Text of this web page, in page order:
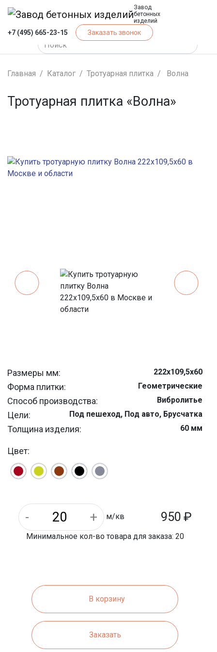
Завод
бетонных
изделий
+7 (495) 665-23-15 Заказать звонок
Главная Каталог Тротуарная плитка Волна
Тротуарная плитка «Волна»
Размеры мм: 222х109,5х60
Форма плитки: Геометрические
Способ производства: Вибролитье
Цели: Под пешеход, Под авто, Брусчатка
Толщина изделия: 60 мм
На паллете м/кв:
Назначение:
Вес 1 паллета: 1200 кг
Цвет:
м/кв 950 ₽
Минимальное кол-во товара для заказа: 20
В корзину
Заказать